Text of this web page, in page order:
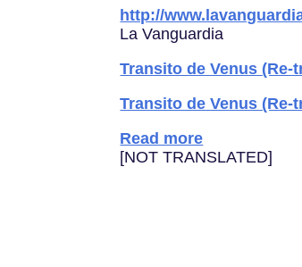
http://
La Vanguardia
Transito de Venus
Transito de Venus
Read more
[NOT TRANSLATED]